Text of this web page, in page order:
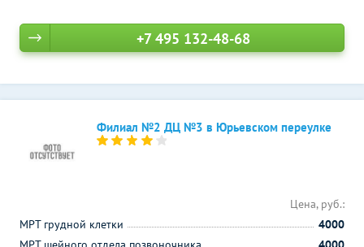
+7 495 132-48-68
Филиал №2 ДЦ №3 в Юрьевском переулке
Цена, руб.:
МРТ грудной клетки
4000